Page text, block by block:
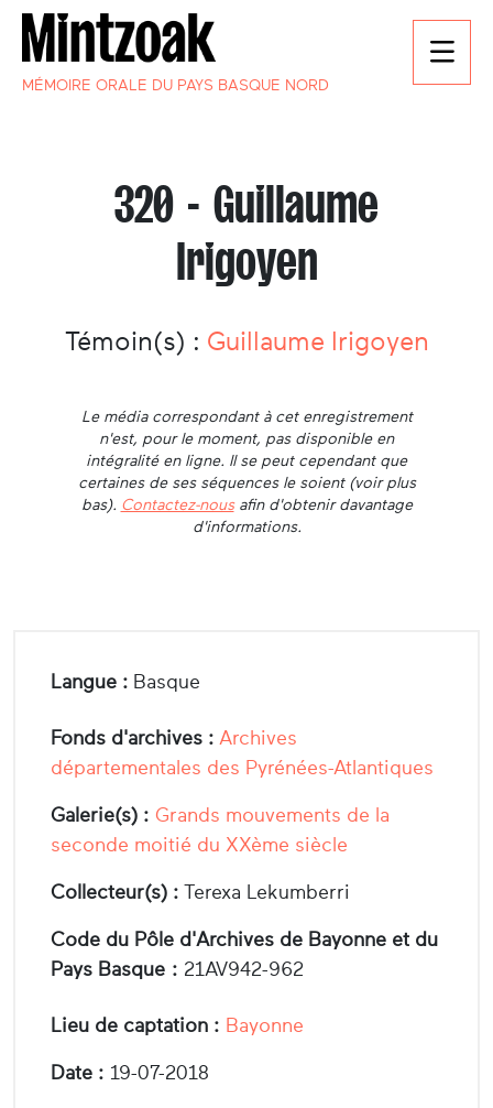
MÉMOIRE ORALE DU PAYS BASQUE NORD
320 - Guillaume
Irigoyen
Témoin(s) : Guillaume Irigoyen
Le média correspondant à cet enregistrement
n'est, pour le moment, pas disponible en
intégralité en ligne. Il se peut cependant que
certaines de ses séquences le soient (voir plus
bas). Contactez-nousafin d'obtenir davantage
d'informations.
Langue : Basque
Fonds d'archives : Archives
départementales des Pyrénées-Atlantiques
Galerie(s) : Grands mouvements de la
seconde moitié du XXème siècle
Collecteur(s) : Terexa Lekumberri
Code du Pôle d'Archives de Bayonne et du
Pays Basque : 21AV942-962
Lieu de captation : Bayonne
Date : 19-07-2018